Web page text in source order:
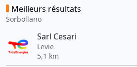
Meilleurs résultats
Sorbollano
Sarl Cesari
Levie
5,1 km